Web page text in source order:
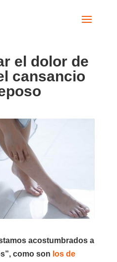
el dolor de
cansancio
acostumbrados a
como son los de